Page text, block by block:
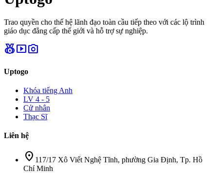
Trao quyền cho thế hệ lãnh đạo toàn cầu tiếp theo với các lộ trình
giáo dục đẳng cấp thế giới và hỗ trợ sự nghiệp.
social_leaderboardsmart_displayphoto_camera
Uptogo
Khóa tiếng Anh
LV 4 - 5
Cử nhân
Thạc Sĩ
Liên hệ
location_on 117/17 Xô Viết Nghệ Tĩnh, phường Gia Định, Tp. Hồ
Chí Minh